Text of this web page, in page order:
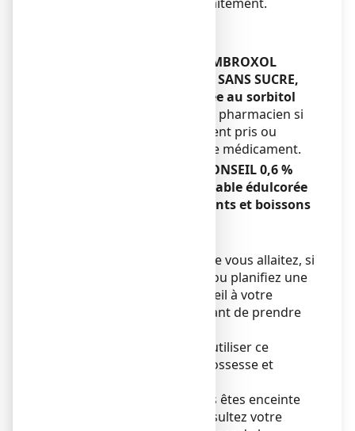
Autres médicaments et AMBROXOL
BIOGARAN CONSEIL 0,6 % SANS SUCRE,
solution buvable édulcorée au sorbitol
Informez votre médecin ou pharmacien si
vous prenez, avez récemment pris ou
pourriez prendre tout autre médicament.
AMBROXOL BIOGARAN CONSEIL 0,6 %
SANS SUCRE, solution buvable édulcorée
au sorbitol avec des aliments et boissons
Si vous êtes enceinte ou que vous allaitez, si
vous pensez être enceinte ou planifiez une
grossesse, demandez conseil à votre
médecinou pharmacien avant de prendre
Il est préférable de ne pas utiliser ce
médicament pendant la grossesse et
Si vous découvrez que vous êtes enceinte
pendant le traitement, consultez votre